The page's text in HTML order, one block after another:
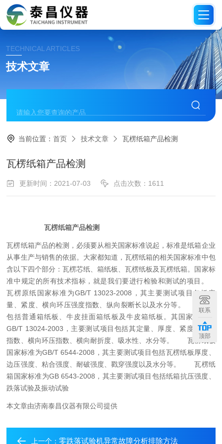
TECHNICAL ARTICLES
技术文章
当前位置：首页 技术文章 瓦楞纸箱产品检测
瓦楞纸箱产品检测
更新时间：2021-07-03 点击次数：1611
瓦楞纸箱产品检测
瓦楞纸箱产品的检测，必须要从相关国家标准说起，标准是纸箱企业
从事生产与销售的依据。大家都知道，瓦楞纸箱的相关国家标准中包
含以下四个部分：瓦楞芯纸、箱纸板、瓦楞纸板及瓦楞纸箱。国家标
准中规定的所有技术指标，就是我们要进行检验和测试的项目。
瓦楞原纸国家标准为GB/T 13023-2008，其主要测试项目包括定
量、紧度、横向环压强度指数、纵向裂断长以及水分等。
箱纸板
包括普通箱纸板、牛皮挂面箱纸板及牛皮箱纸板。其国家标准：
GB/T 13024-2003，主要测试项目包括其定量、厚度、紧度、耐破
指数、横向环压指数、横向耐折度、吸水性、水分等。
瓦楞纸板
国家标准为GB/T 6544-2008，其主要测试项目包括瓦楞纸板厚度、
边压强度、粘合强度、耐破强度、戳穿强度以及水分等。
瓦楞纸
箱国家标准为GB 6543-2008，其主要测试项目包括纸箱抗压强度、
跌落试验及振动试验
本文章由济南泰昌仪器有限公司提供
上一个：零跌落试验机异常故障分析排除方法
联系
顶部